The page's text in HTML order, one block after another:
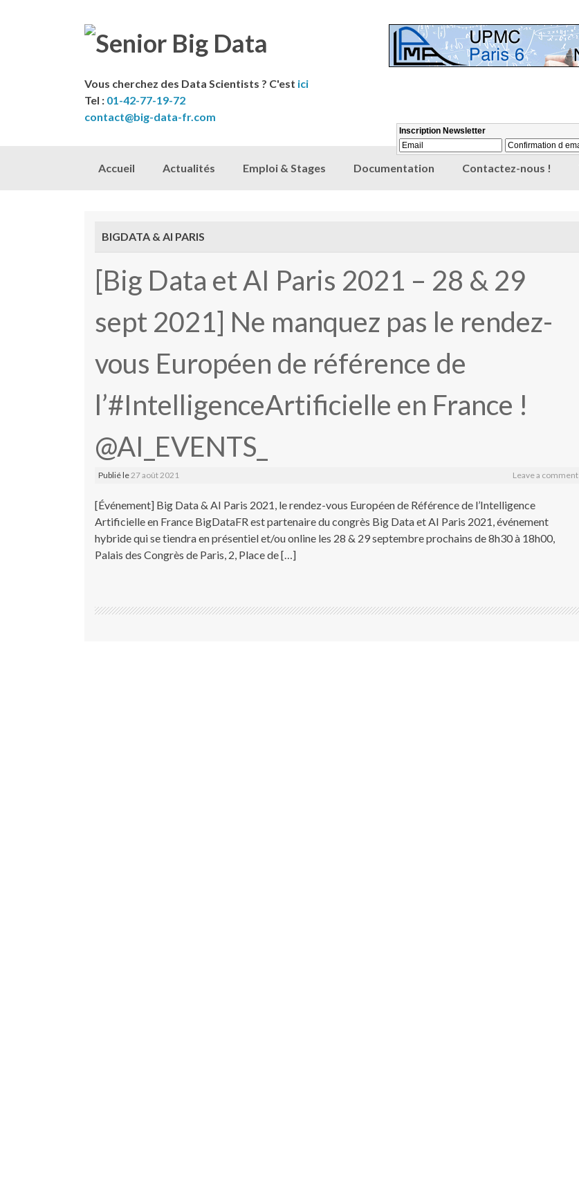
Vous cherchez des Data Scientists ? C'est ici
Tel : 01-42-77-19-72
contact@big-data-fr.com
Skip to content
Accueil Actualités Emploi & Stages Documentation Contactez-nous !
BIGDATA & AI PARIS
[Big Data et AI Paris 2021 – 28 & 29
sept 2021] Ne manquez pas le rendez-
vous Européen de référence de
l’#IntelligenceArtificielle en France !
@AI_EVENTS_
Publié le27 août 2021 Leave a comment
[Événement] Big Data & AI Paris 2021, le rendez-vous Européen de Référence de l’Intelligence
Artificielle en France BigDataFR est partenaire du congrès Big Data et AI Paris 2021, événement
hybride qui se tiendra en présentiel et/ou online les 28 & 29 septembre prochains de 8h30 à 18h00,
Palais des Congrès de Paris, 2, Place de […]